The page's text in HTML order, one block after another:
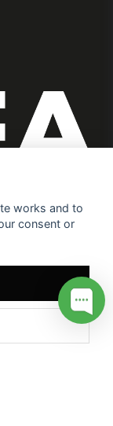
works and to
consent or